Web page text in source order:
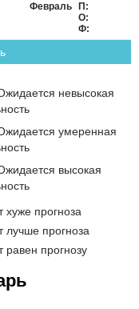
Февраль
П:
О:
Ф:
невысокая
умеренная
высокая
хуже прогноза
лучше прогноза
равен прогнозу